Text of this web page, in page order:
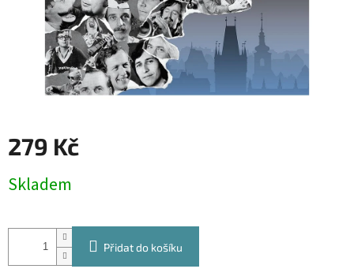
279 Kč
cena:
Skladem
Přidat do košíku